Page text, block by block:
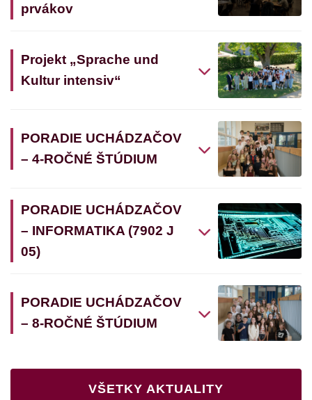
prvákov
Projekt „Sprache und
Kultur intensiv“
PORADIE UCHÁDZAČOV
– 4-ROČNÉ ŠTÚDIUM
PORADIE UCHÁDZAČOV
– INFORMATIKA (7902 J
05)
PORADIE UCHÁDZAČOV
– 8-ROČNÉ ŠTÚDIUM
VŠETKY AKTUALITY